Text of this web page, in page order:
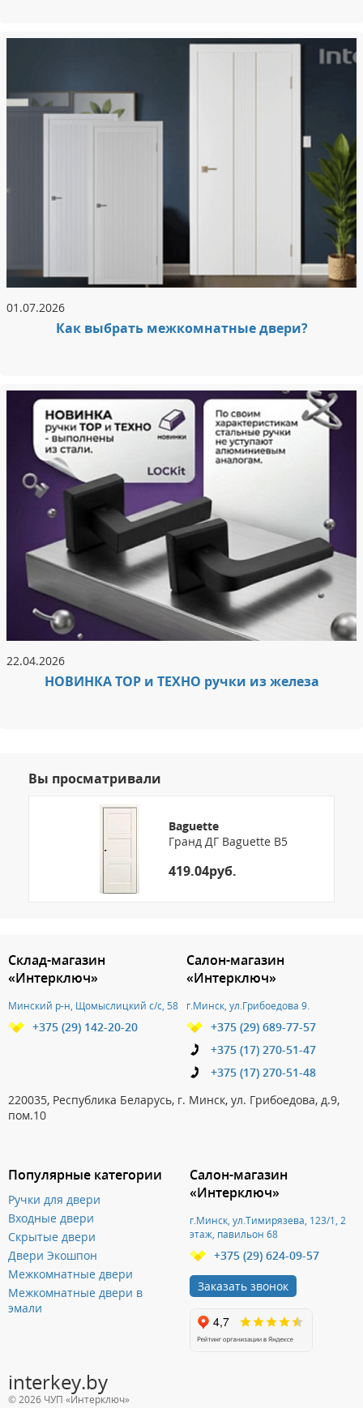
01.07.2026
Как выбрать межкомнатные двери?
22.04.2026
НОВИНКА ТОР и ТЕХНО ручки из железа
Вы просматривали
Baguette
Гранд ДГ Baguette B5
419.04руб.
Популярные категории
Ручки для двери
Входные двери
Скрытые двери
Двери Экошпон
Межкомнатные двери
Межкомнатные двери в
эмали
Склад-магазин
«Интерключ»
Минский р-н, Щомыслицкий с/с, 58
+375 (29) 142-20-20
Салон-магазин
«Интерключ»
г.Минск, ул.Грибоедова 9.
+375 (29) 689-77-57
+375 (17) 270-51-47
+375 (17) 270-51-48
220035, Республика Беларусь, г. Минск, ул. Грибоедова, д.9,
пом.10
Салон-магазин
«Интерключ»
г.Минск, ул.Тимирязева, 123/1, 2
этаж, павильон 68
+375 (29) 624-09-57
Заказать звонок
interkey.by
© 2026 ЧУП «Интерключ»